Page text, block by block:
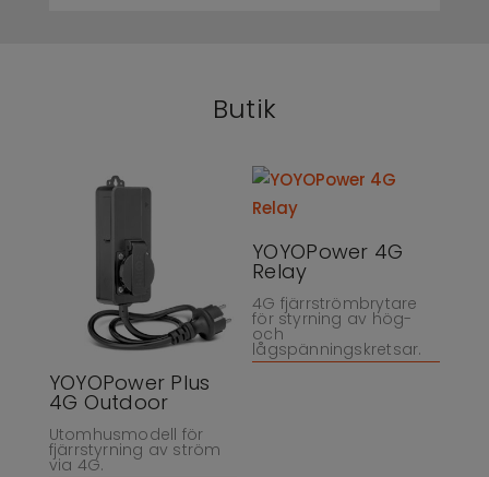
Butik
YOYOPower Plus
4G Outdoor
Utomhusmodell för
fjärrstyrning av ström
via 4G.
YOYOPower 4G
Relay
4G fjärrströmbrytare
för styrning av hög-
och
lågspänningskretsar.